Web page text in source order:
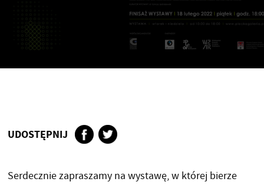
UDOSTĘPNIJ
Serdecznie zapraszamy na wystawę, w której bierze